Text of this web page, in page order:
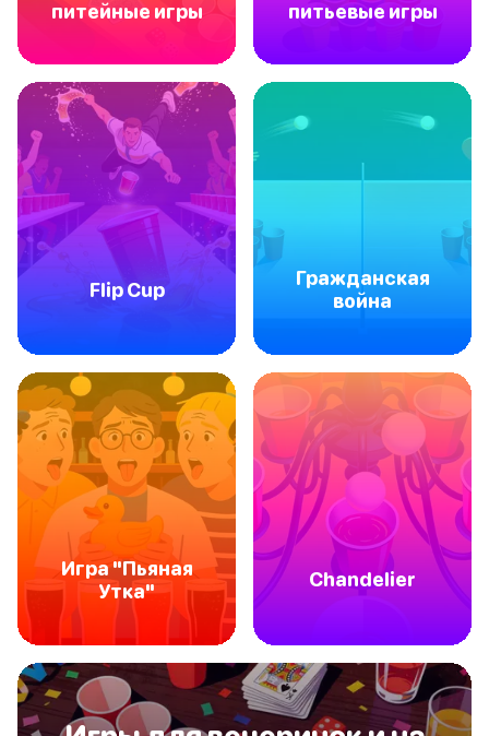
питейные игры питьевые игры
Flip Cup
Гражданская
война
Игра "Пьяная
Утка"
Chandelier